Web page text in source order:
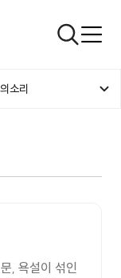
검색창
소리
, 욕설이 섞인